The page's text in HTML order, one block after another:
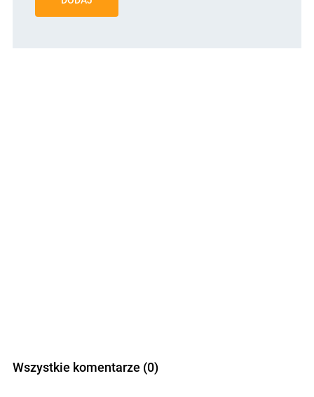
Wszystkie komentarze (0)